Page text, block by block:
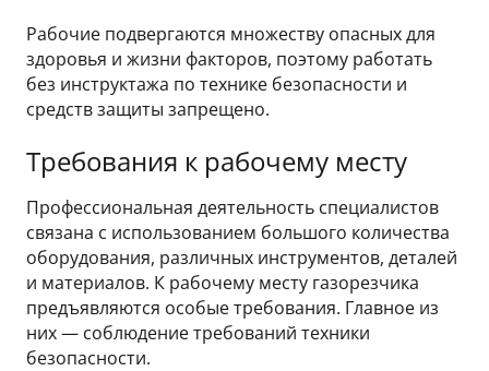
Рабочие подвергаются множеству опасных для
здоровья и жизни факторов, поэтому работать
без инструктажа по технике безопасности и
средств защиты запрещено.
Требования к рабочему месту
Профессиональная деятельность специалистов
связана с использованием большого количества
оборудования, различных инструментов, деталей
и материалов. К рабочему месту газорезчика
предъявляются особые требования. Главное из
них — соблюдение требований техники
безопасности.